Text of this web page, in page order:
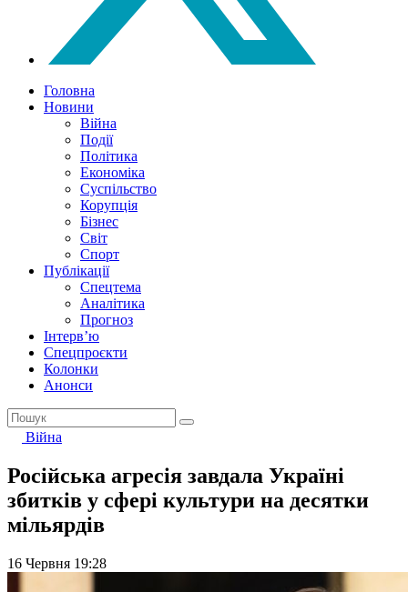
Головна
Новини
Війна
Події
Політика
Економіка
Суспільство
Корупція
Бізнес
Світ
Спорт
Публікації
Спецтема
Аналітика
Прогноз
Інтерв’ю
Спецпроєкти
Колонки
Анонси
Війна
Російська агресія завдала Україні
збитків у сфері культури на десятки
мільярдів
16 Червня 19:28